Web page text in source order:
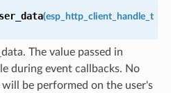
(esp_http_client_handle_t
The value passed in
during event callbacks. No
will be performed on the user's